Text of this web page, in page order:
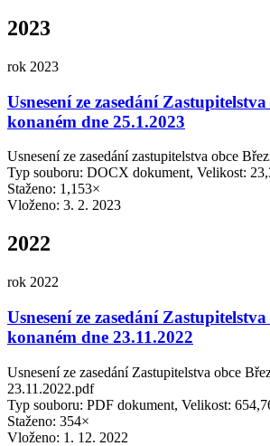
2023
rok 2023
Usnesení ze zasedání
konaném dne 25.1.2023
Usnesení ze zasedání zastupitelstva obce
Typ souboru: DOCX dokument, Velikost:
Staženo: 1,153×
Vloženo: 3. 2. 2023
2022
rok 2022
Usnesení ze zasedání
konaném dne 23.11.2022
Usnesení ze zasedání Zastupitelstva obce
23.11.2022.pdf
Typ souboru: PDF dokument, Velikost:
Staženo: 354×
Vloženo: 1. 12. 2022